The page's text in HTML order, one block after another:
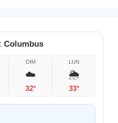
Columbus
DIM
☁️
32°
LUN
🌦️
33°